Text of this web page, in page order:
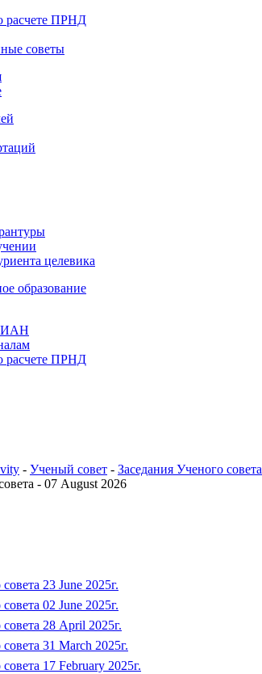
расчете ПРНД
советы
целевика
образование
расчете ПРНД
- Ученый совет - Заседания Ученого совета
- 07 August 2026
23 June 2025г.
02 June 2025г.
28 April 2025г.
31 March 2025г.
17 February 2025г.